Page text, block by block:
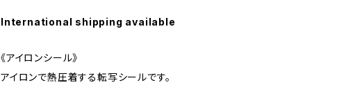
International shipping available
《アイロンシール》
アイロンで熱圧着する転写シールです。